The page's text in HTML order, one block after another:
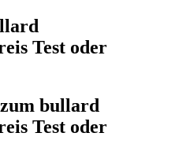
Test oder
bullard
Test oder